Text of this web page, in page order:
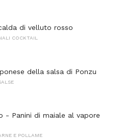
di velluto rosso
COCKTAIL
della salsa di Ponzu
- Panini di maiale al vapore
E POLLAME